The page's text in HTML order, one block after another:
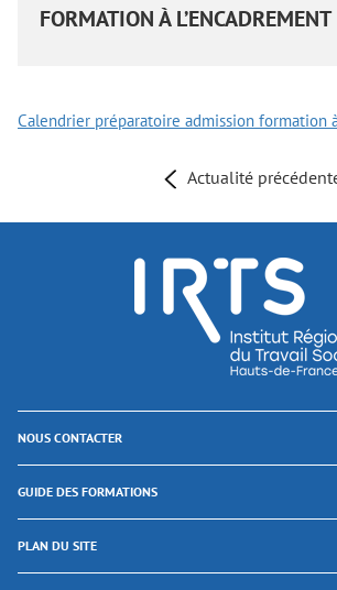
FORMATION À L’ENCADREMENT
Calendrier préparatoire admission formation
Actualité
NOUS CONTACTER
GUIDE DES FORMATIONS
PLAN DU SITE